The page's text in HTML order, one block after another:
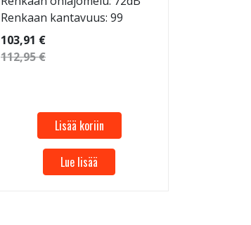
Renkaan kantavuus: 99
103,91 €
112,95 €
Lisää koriin
Lue lisää